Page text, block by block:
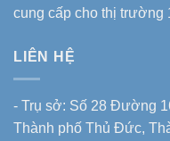
cung cấp cho thị trường
LIÊN HỆ
- Trụ sở: Số 28 Đường
Thành phố Thủ Đức,